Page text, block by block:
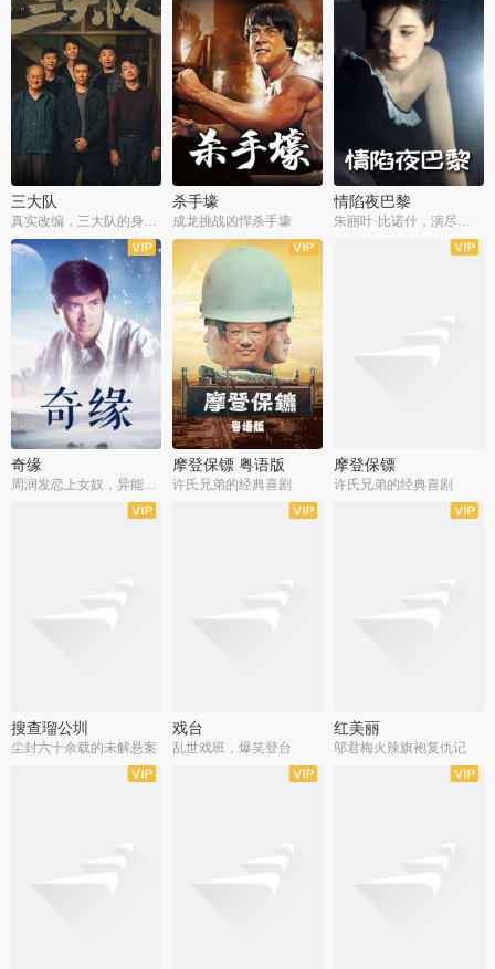
三大队 杀手壕
成龙挑战凶悍杀手壕
情陷夜巴黎
奇缘
周润发恋上女奴，异能护体战邪派
摩登保镖 粤语版
许氏兄弟的经典喜剧
摩登保镖
许氏兄弟的经典喜剧
搜查瑠公圳
尘封六十余载的未解悬案
戏台
乱世戏班，爆笑登台
红美丽
邬君梅火辣旗袍复仇记